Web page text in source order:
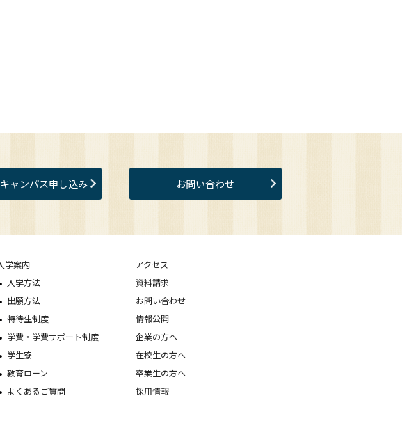
ャンパス申し込み お問い合わせ
学案内
入学方法
出願方法
特待生制度
学費・学費サポート制度
学生寮
教育ローン
よくあるご質問
アクセス
資料請求
お問い合わせ
情報公開
企業の方へ
在校生の方へ
卒業生の方へ
採用情報